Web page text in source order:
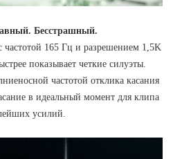
Бесстрашный.
частотой 165 Гц и разрешением 1,5K
показывает четкие силуэты.
частотой отклика касания
в идеальный момент для клипа
усилий.